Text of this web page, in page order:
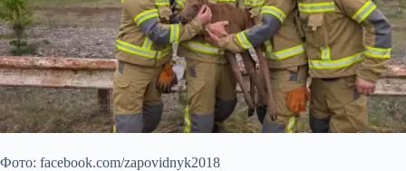
Фото: facebook.com/zapovidnyk2018